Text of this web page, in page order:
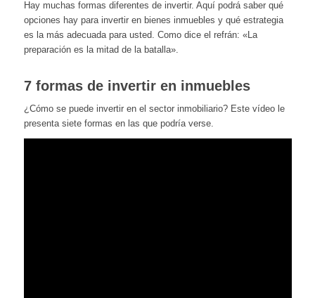
Hay muchas formas diferentes de invertir. Aquí podrá saber qué
opciones hay para invertir en bienes inmuebles y qué estrategia
es la más adecuada para usted. Como dice el refrán: «La
preparación es la mitad de la batalla».
7 formas de invertir en inmuebles
¿Cómo se puede invertir en el sector inmobiliario? Este vídeo le
presenta siete formas en las que podría verse.